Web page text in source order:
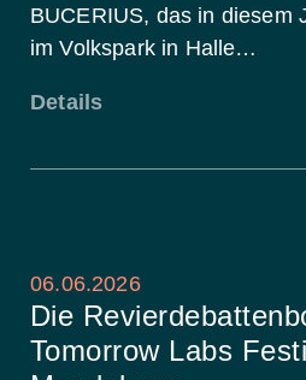
BUCERIUS, das in diesem
im Volkspark in Halle…
Details
06.06.2026
Die
Tomorrow Labs